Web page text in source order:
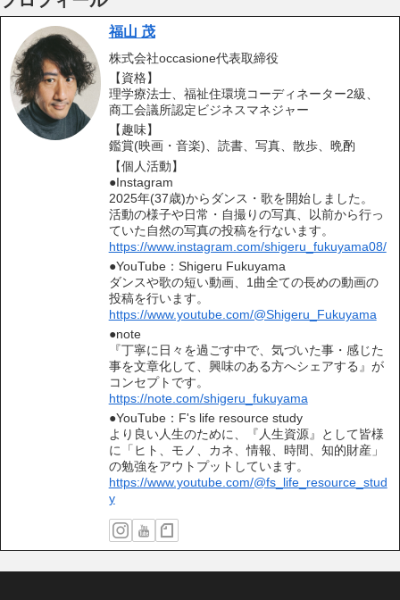
福山 茂
株式会社occasione代表取締役
【資格】
理学療法士、福祉住環境コーディネーター2級、
商工会議所認定ビジネスマネジャー
【趣味】
鑑賞(映画・音楽)、読書、写真、散歩、晩酌
【個人活動】
●Instagram
2025年(37歳)からダンス・歌を開始しました。
活動の様子や日常・自撮りの写真、以前から行っ
ていた自然の写真の投稿を行ないます。
https://www.instagram.com/shigeru_fukuyama08/
●YouTube：Shigeru Fukuyama
ダンスや歌の短い動画、1曲全ての長めの動画の
投稿を行います。
https://www.youtube.com/@Shigeru_Fukuyama
●note
『丁寧に日々を過ごす中で、気づいた事・感じた
事を文章化して、興味のある方へシェアする』が
コンセプトです。
https://note.com/shigeru_fukuyama
●YouTube：F's life resource study
より良い人生のために、『人生資源』として皆様
に「ヒト、モノ、カネ、情報、時間、知的財産」
の勉強をアウトプットしています。
https://www.youtube.com/@fs_life_resource_stud
y